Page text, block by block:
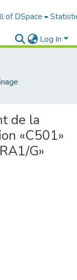
of DSpace
Log In
de la
«C501»
G»